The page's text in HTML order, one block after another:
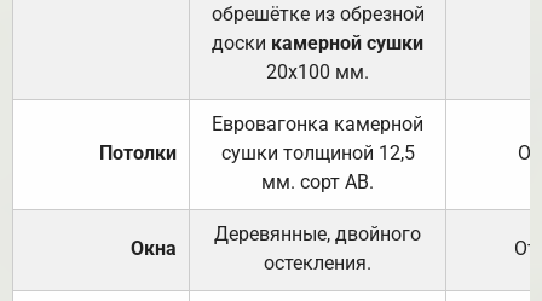
обрешётке из обрезной
доски камерной сушки
20х100 мм.
Потолки
Евровагонка камерной
сушки толщиной 12,5
мм. сорт АВ.
Окна
Деревянные, двойного
остекления.